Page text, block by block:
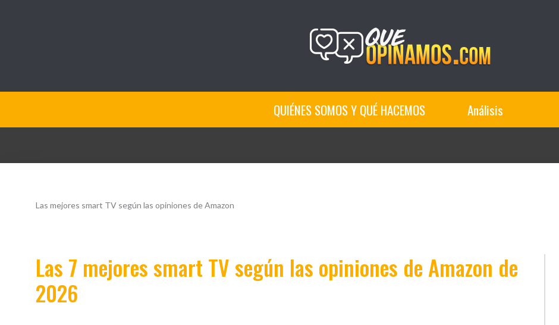
QUIÉNES SOMOS Y QUÉ HACEMOS Análisis
Las mejores smart TV según las opiniones de Amazon
Las 7 mejores smart TV según las opiniones de Amazon de
2026